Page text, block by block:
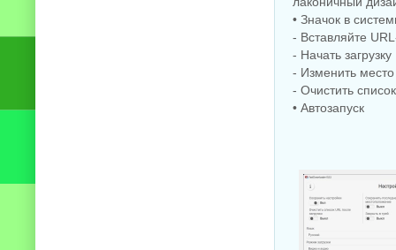
• Значок в
- Вставляйте
- Начать загрузку
- Изменить место
- Очистить
• Автозапуск